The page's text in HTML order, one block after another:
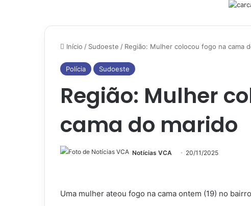
Início / Sudoeste / Região: Mulher colocou fogo na cama
Polícia Sudoeste
Região: Mulher
cama do marido
Notícias VCA 20/11/2025
Uma mulher ateou fogo na cama ontem (19) no